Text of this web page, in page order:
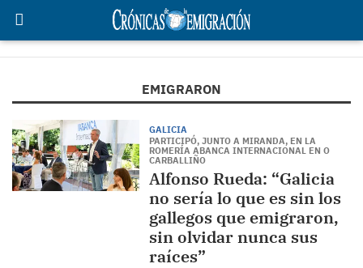
EMIGRARON
GALICIA
PARTICIPÓ, JUNTO A MIRANDA, EN LA
ROMERÍA ABANCA INTERNACIONAL EN O
CARBALLIÑO
Alfonso Rueda: “Galicia
no sería lo que es sin los
gallegos que emigraron,
sin olvidar nunca sus
raíces”